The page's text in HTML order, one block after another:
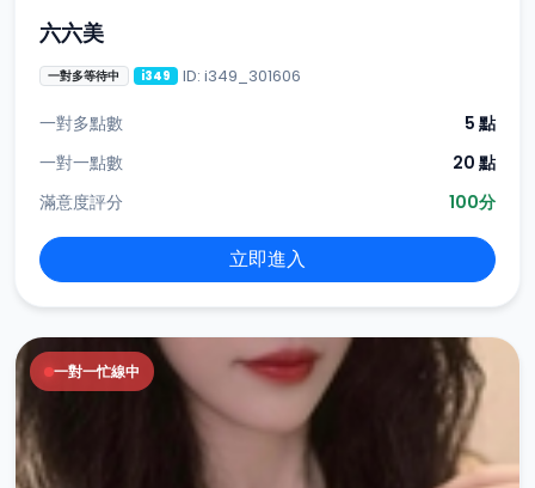
六六美
一對多等待中 i349 ID: i349_301606
一對多點數
5 點
一對一點數
20 點
滿意度評分
100分
立即進入
一對一忙線中